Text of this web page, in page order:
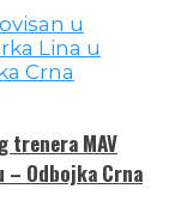
trenera MAV
– Odbojka Crna